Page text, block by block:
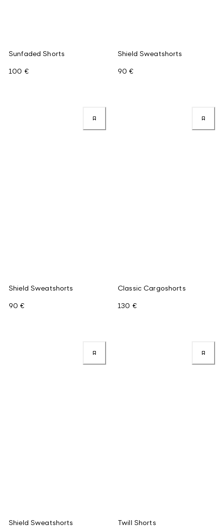
Sunfaded Shorts
100 €
Shield Sweatshorts
90 €
Shield Sweatshorts
90 €
Classic Cargoshorts
130 €
Shield Sweatshorts Twill Shorts